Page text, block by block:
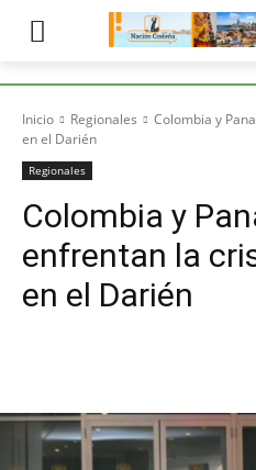
Inicio Regionales
Colombia y
en el Darién
Regionales
Colombia y
enfrentan la
en el Darién